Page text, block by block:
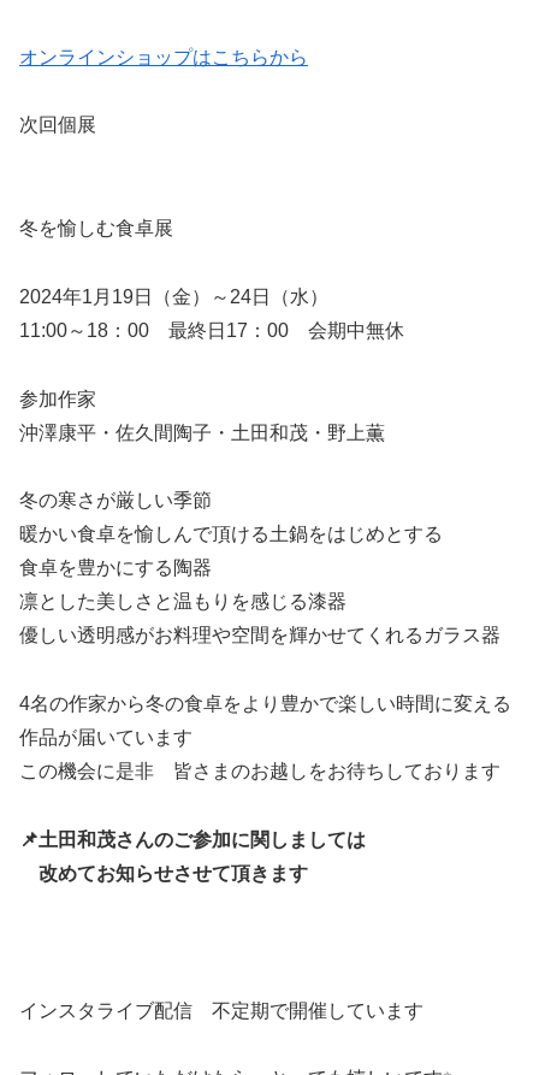
オンラインショップはこちらから
次回個展
冬を愉しむ食卓展
2024年1月19日（金）～24日（水）
11:00～18：00 最終日17：00 会期中無休
参加作家
沖澤康平・佐久間陶子・土田和茂・野上薫
冬の寒さが厳しい季節
暖かい食卓を愉しんで頂ける土鍋をはじめとする
食卓を豊かにする陶器
凛とした美しさと温もりを感じる漆器
優しい透明感がお料理や空間を輝かせてくれるガラス器
4名の作家から冬の食卓をより豊かで楽しい時間に変える
作品が届いています
この機会に是非 皆さまのお越しをお待ちしております
📌土田和茂さんのご参加に関しましては
改めてお知らせさせて頂きます
インスタライブ配信 不定期で開催しています